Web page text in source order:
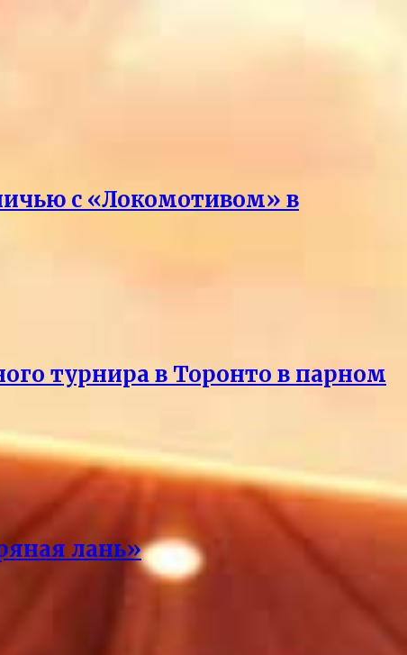
с «Локомотивом» в
турнира в Торонто в парном
лань»